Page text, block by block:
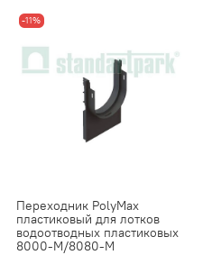
-11%
Переходник PolyMax
пластиковый для лотков
водоотводных пластиковых
8000-М/8080-М